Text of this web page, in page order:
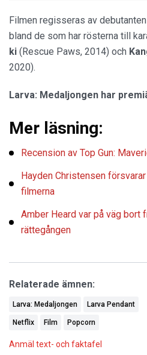
Filmen regisseras av debutanten
bland de som har rösterna till
ki (Rescue Paws, 2014) och
2020).
Larva: Medaljongen har
Mer läsning:
Recension av Top Gun:
Hayden Christensen
filmerna
Amber Heard var på väg bort
rättegången
Relaterade ämnen:
Larva: Medaljongen Larva Pendant
Netflix Film Popcorn
Anmäl text- och faktafel